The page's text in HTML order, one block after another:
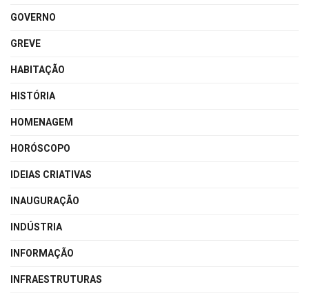
GOVERNO
GREVE
HABITAÇÃO
HISTÓRIA
HOMENAGEM
HORÓSCOPO
IDEIAS CRIATIVAS
INAUGURAÇÃO
INDÚSTRIA
INFORMAÇÃO
INFRAESTRUTURAS